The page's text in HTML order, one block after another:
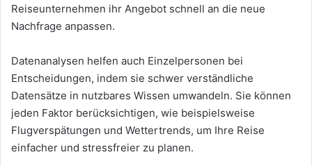
Reiseunternehmen ihr Angebot schnell an die neue
Nachfrage anpassen.
Datenanalysen helfen auch Einzelpersonen bei
Entscheidungen, indem sie schwer verständliche
Datensätze in nutzbares Wissen umwandeln. Sie können
jeden Faktor berücksichtigen, wie beispielsweise
Flugverspätungen und Wettertrends, um Ihre Reise
einfacher und stressfreier zu planen.